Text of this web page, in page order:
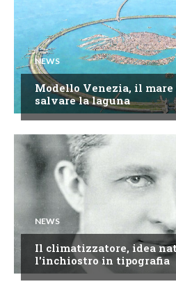
NEWS
Modello Venezia, il mare
salvare la laguna
NEWS
Il climatizzatore, idea
l'inchiostro in tipografia